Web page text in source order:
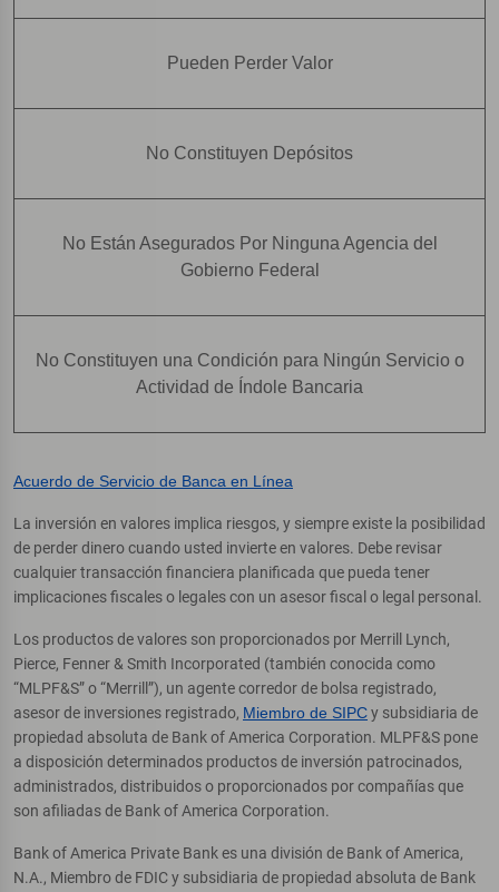
Pueden Perder Valor
No Constituyen Depósitos
No Están Asegurados Por Ninguna Agencia del
Gobierno Federal
No Constituyen una Condición para Ningún Servicio o
Actividad de Índole Bancaria
Acuerdo de Servicio de Banca en Línea
La inversión en valores implica riesgos, y siempre existe la posibilidad
de perder dinero cuando usted invierte en valores. Debe revisar
cualquier transacción financiera planificada que pueda tener
implicaciones fiscales o legales con un asesor fiscal o legal personal.
Los productos de valores son proporcionados por Merrill Lynch,
Pierce, Fenner & Smith Incorporated (también conocida como
“MLPF&S” o “Merrill”), un agente corredor de bolsa registrado,
asesor de inversiones registrado, Miembro de SIPCy subsidiaria de
propiedad absoluta de Bank of America Corporation. MLPF&S pone
a disposición determinados productos de inversión patrocinados,
administrados, distribuidos o proporcionados por compañías que
son afiliadas de Bank of America Corporation.
Bank of America Private Bank es una división de Bank of America,
N.A., Miembro de FDIC y subsidiaria de propiedad absoluta de Bank